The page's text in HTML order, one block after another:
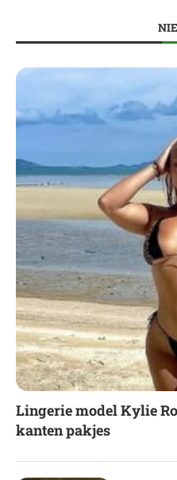
Lingerie model Kylie
kanten pakjes